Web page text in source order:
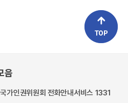
음
국가인권위원회 전화안내서비스 1331